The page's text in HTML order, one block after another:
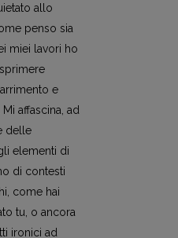
allo
penso sia
miei lavori ho
e
affascina, ad
delle
elementi di
di contesti
come hai
tu, o ancora
ironici ad